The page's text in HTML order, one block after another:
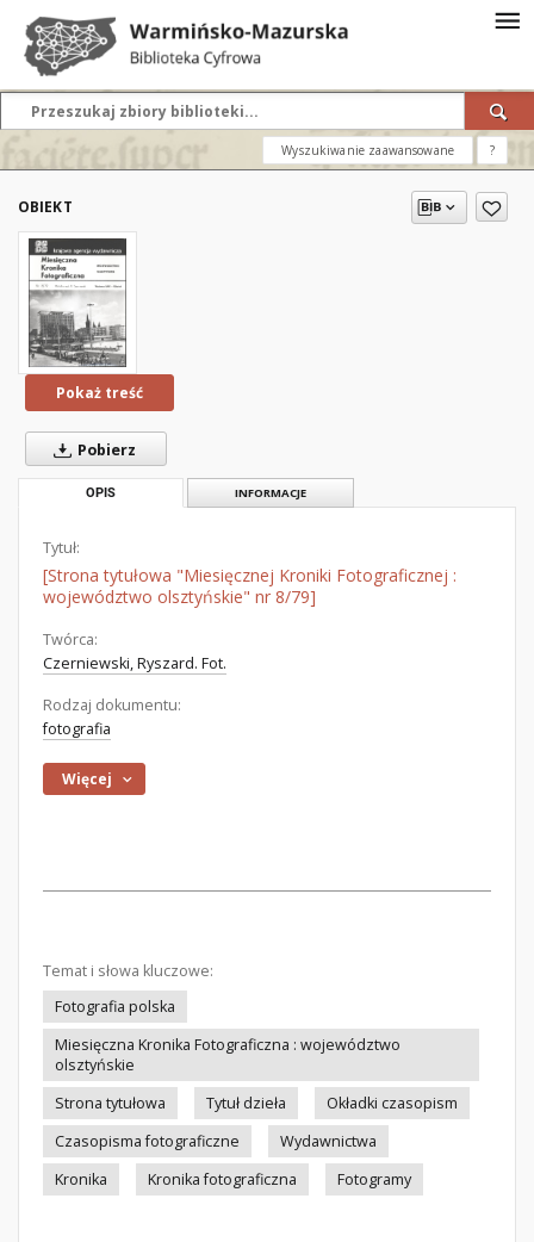
Wyszukiwanie zaawansowane ?
OBIEKT
Pokaż treść
Pobierz
OPIS INFORMACJE
Tytuł:
[Strona tytułowa "Miesięcznej Kroniki Fotograficznej :
województwo olsztyńskie" nr 8/79]
Twórca:
Czerniewski, Ryszard. Fot.
Rodzaj dokumentu:
fotografia
Więcej
Temat i słowa kluczowe:
Fotografia polska
Miesięczna Kronika Fotograficzna : województwo
olsztyńskie
Strona tytułowa
Tytuł dzieła
Okładki czasopism
Czasopisma fotograficzne
Wydawnictwa
Kronika
Kronika fotograficzna Fotogramy